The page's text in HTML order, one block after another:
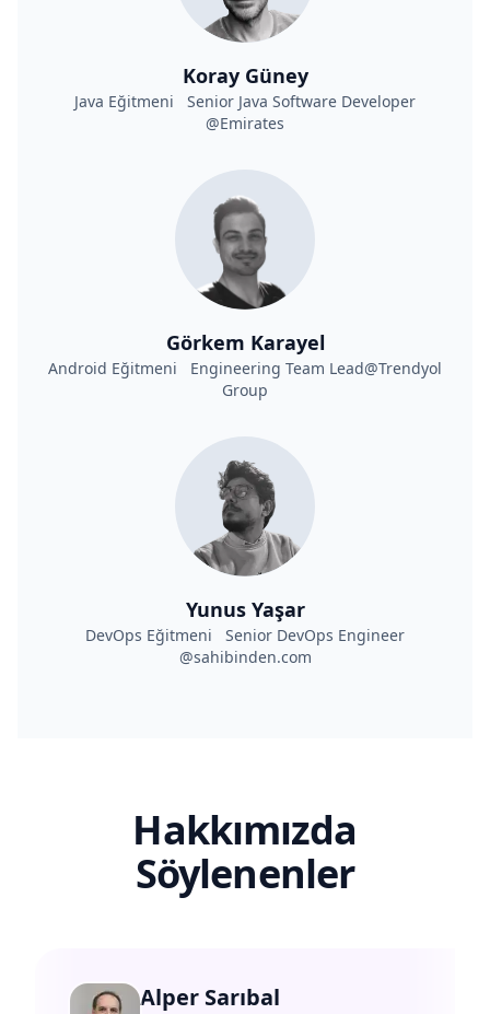
Koray Güney
Java Eğitmeni Senior Java Software Developer
@Emirates
Görkem Karayel
Android Eğitmeni Engineering Team Lead@Trendyol
Group
Yunus Yaşar
DevOps Eğitmeni Senior DevOps Engineer
@sahibinden.com
Hakkımızda
Söylenenler
Alper Sarıbal